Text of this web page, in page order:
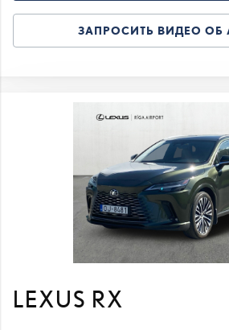
ЗАПРОСИТЬ ВИДЕО ОБ
LEXUS RX